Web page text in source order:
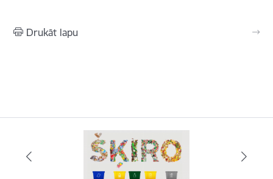
Drukāt lapu